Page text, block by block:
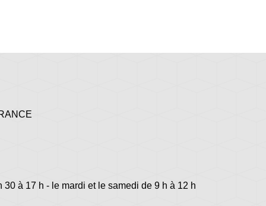
à 17 h - le mardi et le samedi de 9 h à 12 h